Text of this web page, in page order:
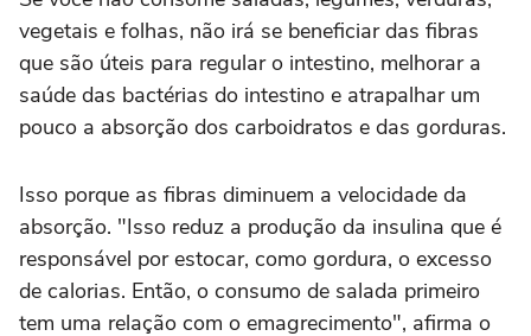
vegetais e folhas, não irá se beneficiar das fibras
que são úteis para regular o intestino, melhorar a
saúde das bactérias do intestino e atrapalhar um
pouco a absorção dos carboidratos e das gorduras.
Isso porque as fibras diminuem a velocidade da
absorção. "Isso reduz a produção da insulina que é
responsável por estocar, como gordura, o excesso
de calorias. Então, o consumo de salada primeiro
tem uma relação com o emagrecimento", afirma o